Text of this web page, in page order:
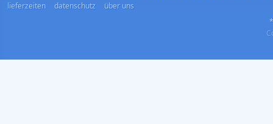
lieferzeiten
datenschutz
über uns